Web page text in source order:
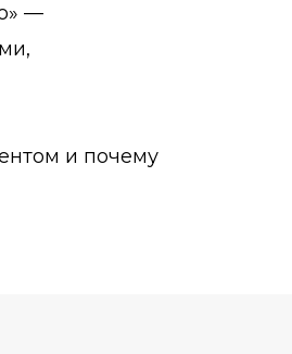
—
и почему